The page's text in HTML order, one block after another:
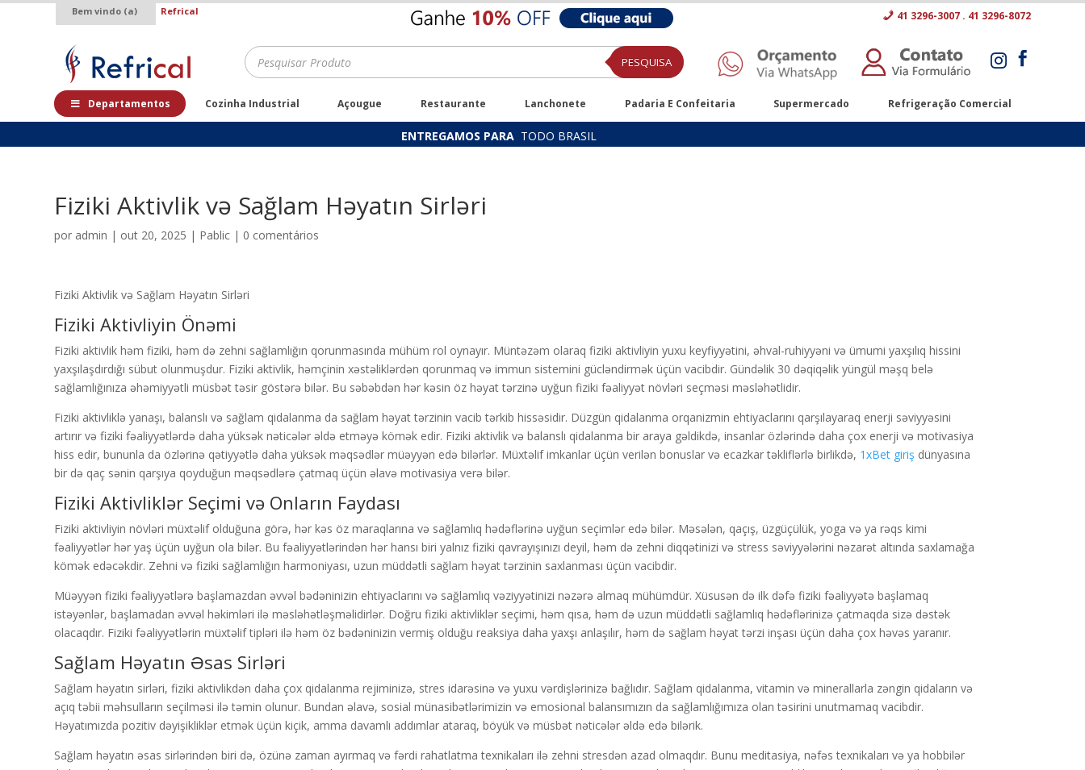
Bem vindo (a) Refrical 41 3296-3007 . 41 3296-8072
.
Pesquisar
produtos PESQUISA  
Departamentos Cozinha Industrial Açougue Restaurante Lanchonete Padaria E Confeitaria Supermercado Refrigeração Comercial
ENTREGAMOS PARA TODO BRASIL
Fiziki Aktivlik və Sağlam Həyatın Sirləri
por admin | out 20, 2025 | Pablic | 0 comentários
Fiziki Aktivlik və Sağlam Həyatın Sirləri
Fiziki Aktivliyin Önəmi
Fiziki aktivlik həm fiziki, həm də zehni sağlamlığın qorunmasında mühüm rol oynayır. Müntəzəm olaraq fiziki aktivliyin yuxu keyfiyyətini, əhval-ruhiyyəni və ümumi yaxşılıq hissini
yaxşılaşdırdığı sübut olunmuşdur. Fiziki aktivlik, həmçinin xəstəliklərdən qorunmaq və immun sistemini gücləndirmək üçün vacibdir. Gündəlik 30 dəqiqəlik yüngül məşq belə
sağlamlığınıza əhəmiyyətli müsbət təsir göstərə bilər. Bu səbəbdən hər kəsin öz həyat tərzinə uyğun fiziki fəaliyyət növləri seçməsi məsləhətlidir.
Fiziki aktivliklə yanaşı, balanslı və sağlam qidalanma da sağlam həyat tərzinin vacib tərkib hissəsidir. Düzgün qidalanma orqanizmin ehtiyaclarını qarşılayaraq enerji səviyyəsini
artırır və fiziki fəaliyyətlərdə daha yüksək nəticələr əldə etməyə kömək edir. Fiziki aktivlik və balanslı qidalanma bir araya gəldikdə, insanlar özlərində daha çox enerji və motivasiya
hiss edir, bununla da özlərinə qətiyyətlə daha yüksək məqsədlər müəyyən edə bilərlər. Müxtəlif imkanlar üçün verilən bonuslar və ecazkar təkliflərlə birlikdə, 1xBet giriş dünyasına
bir də qaç sənin qarşıya qoyduğun məqsədlərə çatmaq üçün əlavə motivasiya verə bilər.
Fiziki Aktivliklər Seçimi və Onların Faydası
Fiziki aktivliyin növləri müxtəlif olduğuna görə, hər kəs öz maraqlarına və sağlamlıq hədəflərinə uyğun seçimlər edə bilər. Məsələn, qaçış, üzgüçülük, yoga və ya rəqs kimi
fəaliyyətlər hər yaş üçün uyğun ola bilər. Bu fəaliyyətlərindən hər hansı biri yalnız fiziki qavrayışınızı deyil, həm də zehni diqqətinizi və stress səviyyələrini nəzarət altında saxlamağa
kömək edəcəkdir. Zehni və fiziki sağlamlığın harmoniyası, uzun müddətli sağlam həyat tərzinin saxlanması üçün vacibdir.
Müəyyən fiziki fəaliyyətlərə başlamazdan əvvəl bədəninizin ehtiyaclarını və sağlamlıq vəziyyətinizi nəzərə almaq mühümdür. Xüsusən də ilk dəfə fiziki fəaliyyətə başlamaq
istəyənlər, başlamadan əvvəl həkimləri ilə məsləhətləşməlidirlər. Doğru fiziki aktivliklər seçimi, həm qısa, həm də uzun müddətli sağlamlıq hədəflərinizə çatmaqda sizə dəstək
olacaqdır. Fiziki fəaliyyətlərin müxtəlif tipləri ilə həm öz bədəninizin vermiş olduğu reaksiya daha yaxşı anlaşılır, həm də sağlam həyat tərzi inşası üçün daha çox həvəs yaranır.
Sağlam Həyatın Əsas Sirləri
Sağlam həyatın sirləri, fiziki aktivlikdən daha çox qidalanma rejiminizə, stres idarəsinə və yuxu vərdişlərinizə bağlıdır. Sağlam qidalanma, vitamin və minerallarla zəngin qidaların və
açıq təbii məhsulların seçilməsi ilə təmin olunur. Bundan əlavə, sosial münasibətlərimizin və emosional balansımızın da sağlamlığımıza olan təsirini unutmamaq vacibdir.
Həyatımızda pozitiv dəyişikliklər etmək üçün kiçik, amma davamlı addımlar ataraq, böyük və müsbət nəticələr əldə edə bilərik.
Sağlam həyatın əsas sirlərindən biri də, özünə zaman ayırmaq və fərdi rahatlatma texnikaları ilə zehni stresdən azad olmaqdır. Bunu meditasiya, nəfəs texnikaları və ya hobbilər